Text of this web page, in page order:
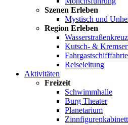
Szenen Erleben
Mystisch und
Region Erleben
Wasserstraßenkreuz
Kutsch- &
Reiseleitung
Aktivitäten
Freizeit
Schwimmhalle
Burg Theater
Planetarium
Zinnfigurenkabinett